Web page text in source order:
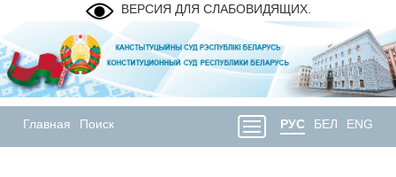
ВЕРСИЯ ДЛЯ СЛАБОВИДЯЩИХ.
Главная Поиск РУС БЕЛ ENG